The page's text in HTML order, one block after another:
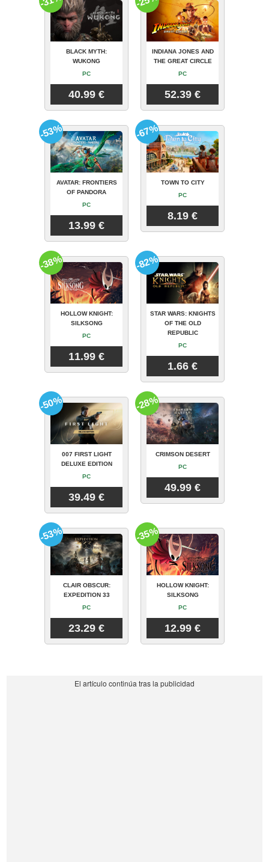
BLACK MYTH:
WUKONG
PC
40.99 €
INDIANA JONES AND
THE GREAT CIRCLE
PC
52.39 €
AVATAR: FRONTIERS
OF PANDORA
PC
13.99 €
-53%
TOWN TO CITY
PC
8.19 €
-67%
HOLLOW KNIGHT:
SILKSONG
PC
11.99 €
-38%
STAR WARS: KNIGHTS
OF THE OLD
REPUBLIC
PC
1.66 €
-82%
007 FIRST LIGHT
DELUXE EDITION
PC
39.49 €
-50%
CRIMSON DESERT
PC
49.99 €
-28%
CLAIR OBSCUR:
EXPEDITION 33
PC
23.29 €
-53%
HOLLOW KNIGHT:
SILKSONG
PC
12.99 €
-35%